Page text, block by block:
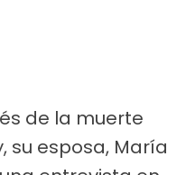
de la muerte
su esposa, María